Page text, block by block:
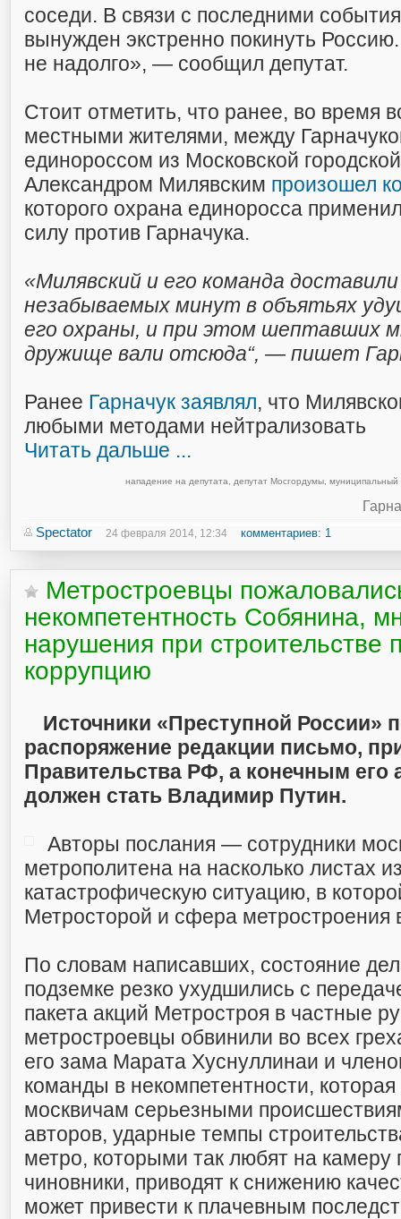
соседи. В связи с последними
вынужден экстренно покинуть
не надолго», — сообщил депутат.
Стоит отметить, что ранее, во время
местными жителями, между
единороссом из Московской
Александром Милявским произошел
которого охрана единоросса
силу против Гарначука.
«Милявский и его команда
незабываемых минут в объятьях
его охраны, и при этом шептавших
дружище вали отсюда“, — пишет
Ранее Гарначук заявлял, что
любыми методами нейтрализовать
Читать дальше ...
нападение на депутата депутат Мосгордумы, муниципальный
Spectator 24 февраля 2014, 12:34 комментариев: 1
Метростроевцы
некомпетентность Собянина,
нарушения при строительстве
коррупцию
Источники «Преступной России»
распоряжение редакции письмо,
Правительства РФ, а конечным его
должен стать Владимир Путин.
Авторы послания — сотрудники
метрополитена на насколько листах
катастрофическую ситуацию, в
Метросторой и сфера метростроения
По словам написавших, состояние
подземке резко ухудшились с
пакета акций Метростроя в частные
метростроевцы обвинили во всех
его зама Марата Хуснуллинаи и
команды в некомпетентности,
москвичам серьезными
авторов, ударные темпы
метро, которыми так любят на камеру
чиновники, приводят к снижению
может привести к плачевным